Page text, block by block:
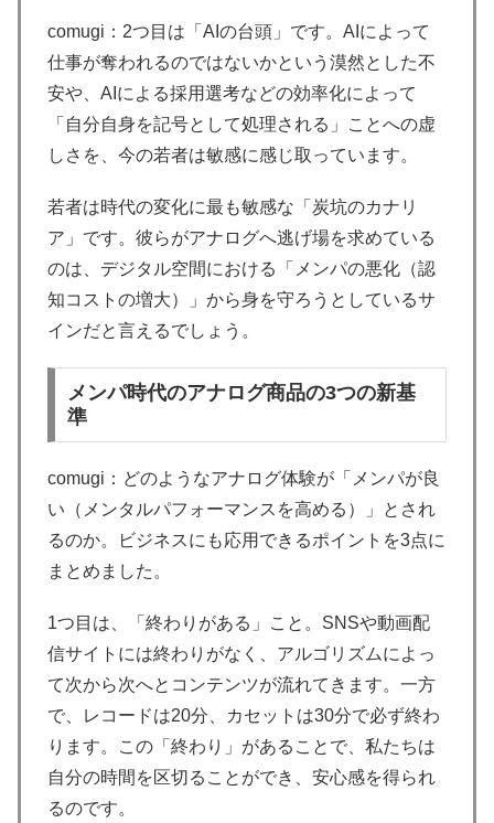
comugi：2つ目は「AIの台頭」です。AIによって
仕事が奪われるのではないかという漠然とした不
安や、AIによる採用選考などの効率化によって
「自分自身を記号として処理される」ことへの虚
しさを、今の若者は敏感に感じ取っています。
若者は時代の変化に最も敏感な「炭坑のカナリ
ア」です。彼らがアナログへ逃げ場を求めている
のは、デジタル空間における「メンパの悪化（認
知コストの増大）」から身を守ろうとしているサ
インだと言えるでしょう。
メンパ時代のアナログ商品の3つの新基
準
comugi：どのようなアナログ体験が「メンパが良
い（メンタルパフォーマンスを高める）」とされ
るのか。ビジネスにも応用できるポイントを3点に
まとめました。
1つ目は、「終わりがある」こと。SNSや動画配
信サイトには終わりがなく、アルゴリズムによっ
て次から次へとコンテンツが流れてきます。一方
で、レコードは20分、カセットは30分で必ず終わ
ります。この「終わり」があることで、私たちは
自分の時間を区切ることができ、安心感を得られ
るのです。